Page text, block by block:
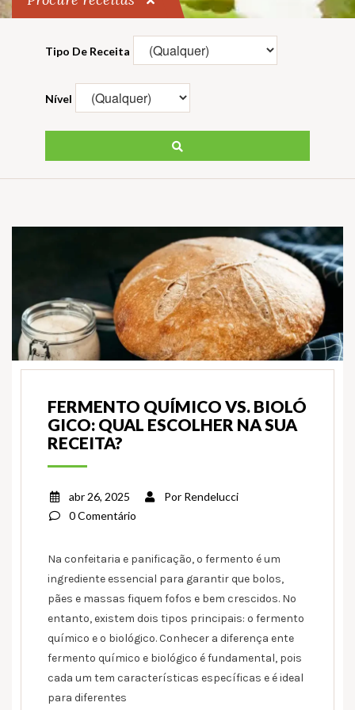
Tipo De Receita
Nível
FERMENTO QUÍMICO VS. BIOLÓ
GICO: QUAL ESCOLHER NA SUA
RECEITA?
abr 26, 2025 Por Rendelucci
0 Comentário
Na confeitaria e panificação, o fermento é um
ingrediente essencial para garantir que bolos,
pães e massas fiquem fofos e bem crescidos. No
entanto, existem dois tipos principais: o fermento
químico e o biológico. Conhecer a diferença ente
fermento químico e biológico é fundamental, pois
cada um tem características específicas e é ideal
para diferentes